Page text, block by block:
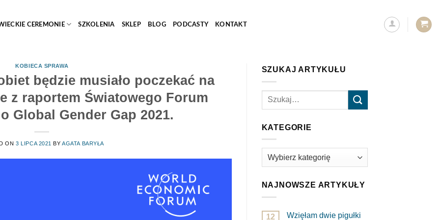
CEREMONIE SZKOLENIA SKLEP BLOG PODCASTY KONTAKT
KOBIECA SPRAWA
będzie musiało poczekać na
z raportem Światowego Forum
Global Gender Gap 2021.
ON3 LIPCA 2021 BYAGATA BARYŁA
SZUKAJ ARTYKUŁU
KATEGORIE
Kategorie
NAJNOWSZE ARTYKUŁY
12 Wzięłam dwie pigułki